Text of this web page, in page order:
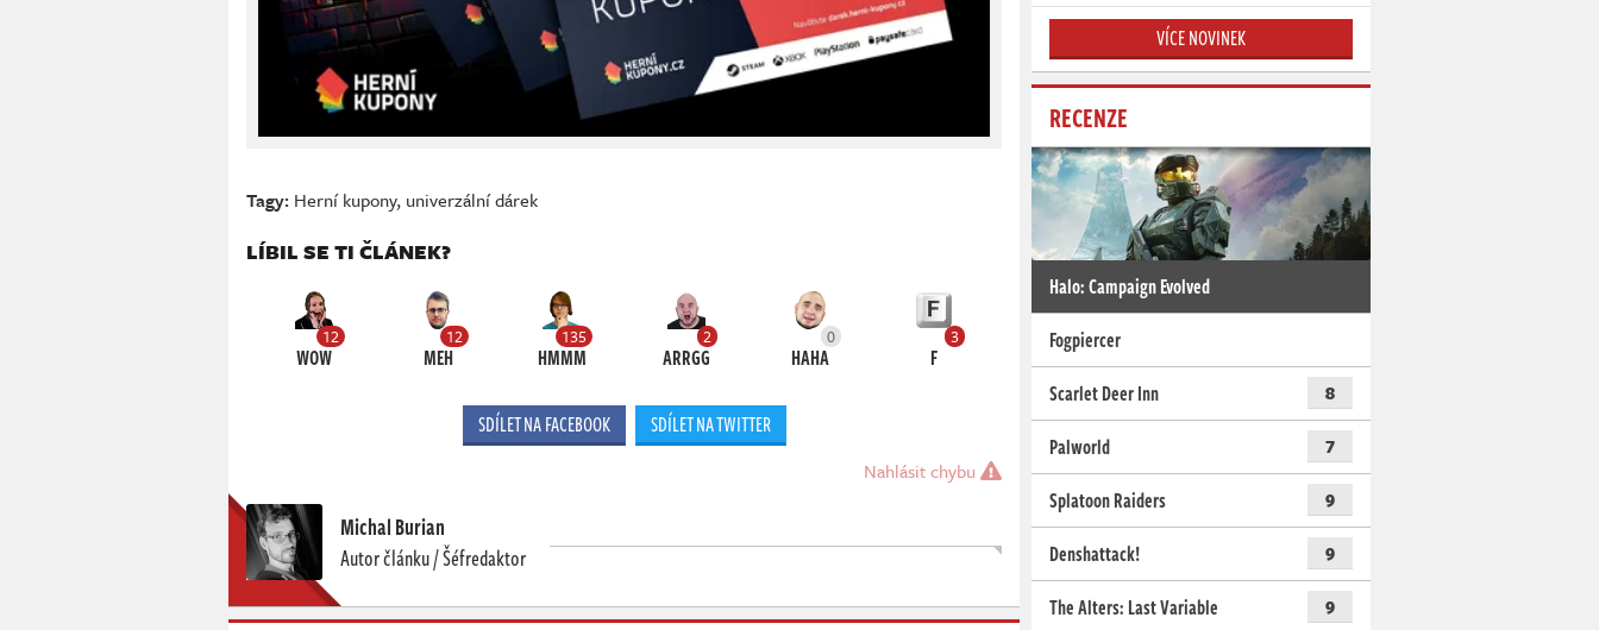
Tagy: Herní kupony, univerzální dárek
LÍBIL SE TI ČLÁNEK?
12
WOW
12
MEH
135
HMMM
2
ARRGG
0
HAHA
3
F
SDÍLET NA FACEBOOK SDÍLET NA TWITTER
Nahlásit chybu
Michal Burian
Autor článku / Šéfredaktor
VÍCE NOVINEK
RECENZE
Halo: Campaign Evolved
Fogpiercer
Scarlet Deer Inn
8
Palworld 7
Splatoon Raiders 9
Denshattack! 9
The Alters: Last Variable 9